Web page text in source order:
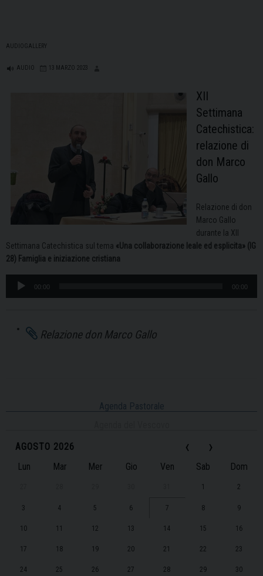
AUDIOGALLERY
AUDIO 13 MARZO 2023
XII
Settimana
Catechistica:
relazione di
don Marco
Gallo
Relazione di don
Marco Gallo
durante la XII
Settimana Catechistica sul tema «Una collaborazione leale ed esplicita» (IG
28) Famiglia e iniziazione cristiana
Audio
00:00 00:00
Relazione don Marco Gallo
Agenda Pastorale
‹
AGOSTO 2026 ›
Lun Mar Mer Gio Ven Sab Dom
1 2
3 4 5 6 7 8 9
10 11 12 13 14 15 16
17 18 19 20 21 22 23
24 25 26 27 28 29 30